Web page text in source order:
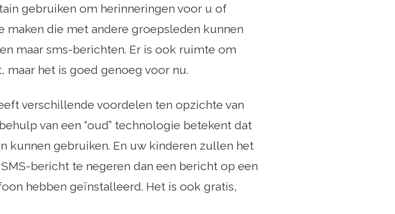
gebruiken om herinneringen voor u of
maken die met andere groepsleden kunnen
maar sms-berichten. Er is ook ruimte om
maar het is goed genoeg voor nu.
verschillende voordelen ten opzichte van
van een “oud” technologie betekent dat
kunnen gebruiken. En uw kinderen zullen het
bericht te negeren dan een bericht op een
hebben geïnstalleerd. Het is ook gratis,